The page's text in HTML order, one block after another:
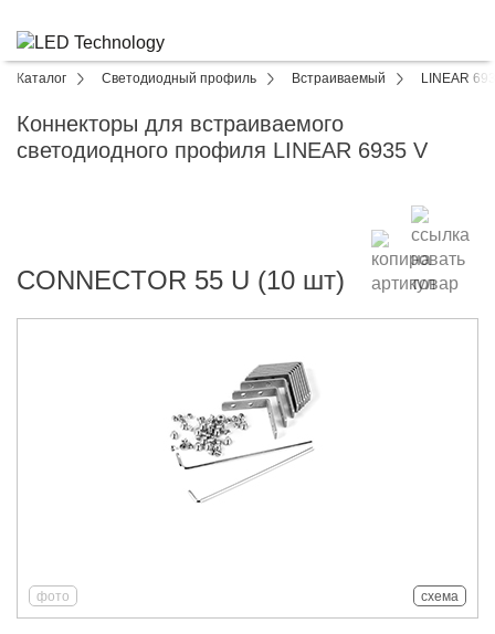
Каталог Светодиодный профиль Встраиваемый LINEAR
Коннекторы для встраиваемого
светодиодного профиля LINEAR 6935 V
CONNECTOR 55 U (10 шт)
фото схема